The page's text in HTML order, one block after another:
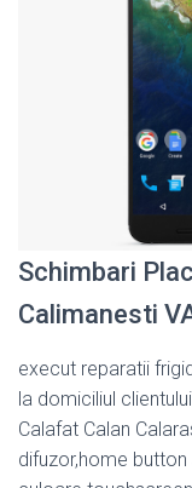
Schimbari
Calimanesti
execut reparatii
la domiciliul
Calafat Calan
difuzor,home button